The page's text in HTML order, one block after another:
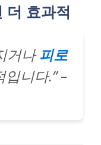
더 효과적
거나피로
니다.” –